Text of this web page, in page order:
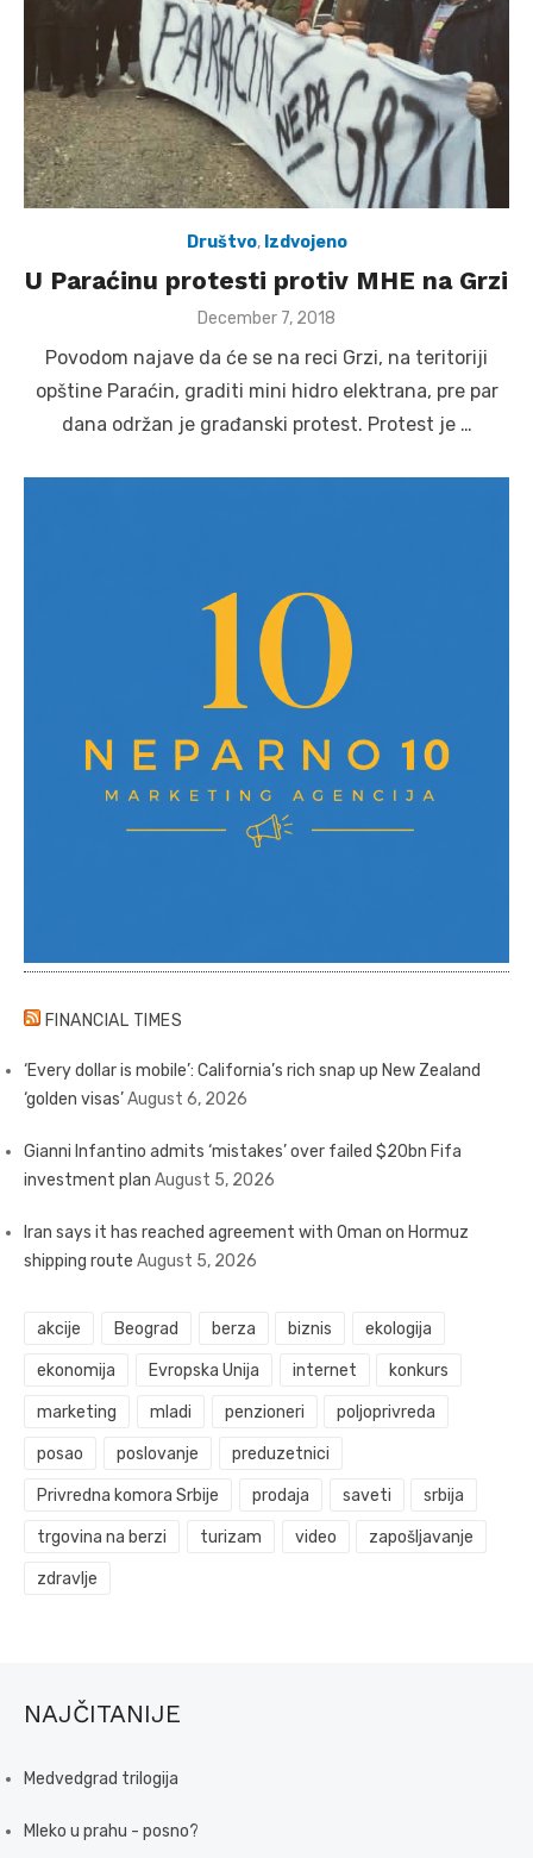
Društvo, Izdvojeno
U Paraćinu protesti protiv MHE na Grzi
Posted
December 7, 2018
Povodom najave da će se na reci Grzi, na teritoriji
opštine Paraćin, graditi mini hidro elektrana, pre par
dana održan je građanski protest. Protest je …
FINANCIAL TIMES
‘Every dollar is mobile’: California’s rich snap up New Zealand
‘golden visas’August 6, 2026
Gianni Infantino admits ‘mistakes’ over failed $20bn Fifa
investment plan August 5, 2026
Iran says it has reached agreement with Oman on Hormuz
shipping route August 5, 2026
akcije Beograd berza biznis ekologija
ekonomija Evropska Unija internet konkurs
marketing mladi penzioneri poljoprivreda
posao poslovanje preduzetnici
Privredna komora Srbije prodaja saveti srbija
trgovina na berzi turizam video zapošljavanje
zdravlje
NAJČITANIJE
Medvedgrad trilogija
Mleko u prahu - posno?